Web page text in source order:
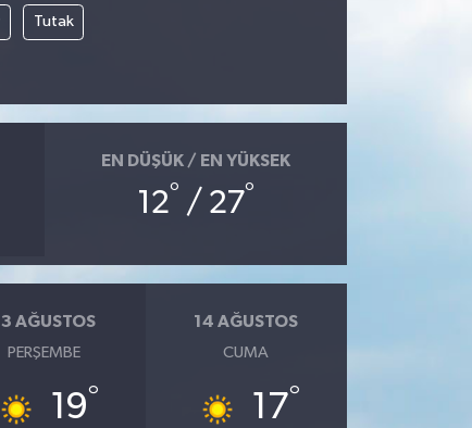
Tutak
EN DÜŞÜK / EN YÜKSEK
12° / 27°
AĞUSTOS
PERŞEMBE
19°
14 AĞUSTOS
CUMA
17°